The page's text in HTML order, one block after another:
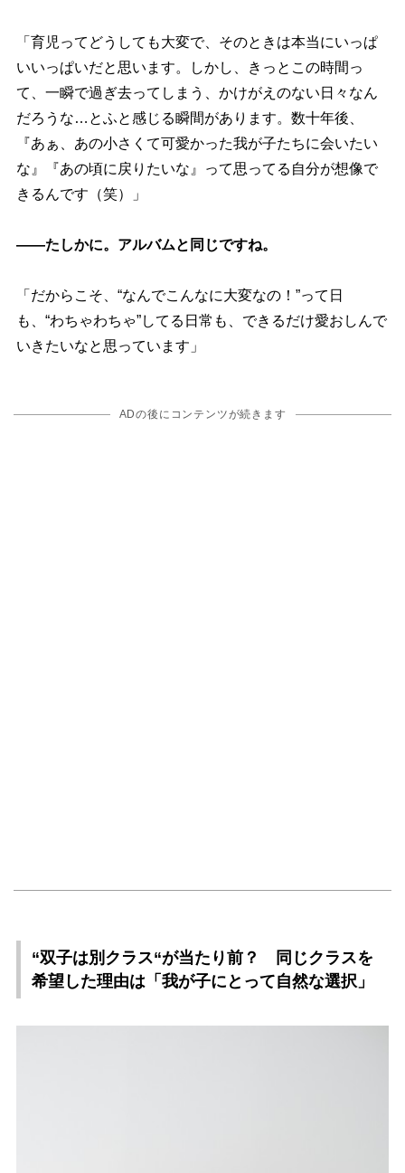
「育児ってどうしても大変で、そのときは本当にいっぱ
いいっぱいだと思います。しかし、きっとこの時間っ
て、一瞬で過ぎ去ってしまう、かけがえのない日々なん
だろうな…とふと感じる瞬間があります。数十年後、
『あぁ、あの小さくて可愛かった我が子たちに会いたい
な』『あの頃に戻りたいな』って思ってる自分が想像で
きるんです（笑）」
――たしかに。アルバムと同じですね。
「だからこそ、“なんでこんなに大変なの！”って日
も、“わちゃわちゃ”してる日常も、できるだけ愛おしんで
いきたいなと思っています」
ADの後にコンテンツが続きます
“双子は別クラス“が当たり前？ 同じクラスを
希望した理由は「我が子にとって自然な選択」